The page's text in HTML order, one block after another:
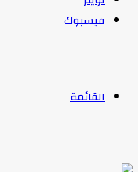
فيسبوك
القائمة